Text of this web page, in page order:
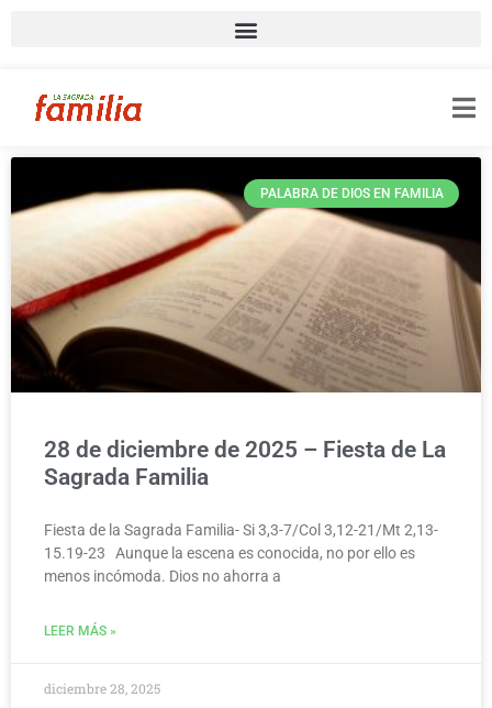
PALABRA DE DIOS EN FAMILIA
28 de diciembre de 2025 – Fiesta de La
Sagrada Familia
Fiesta de la Sagrada Familia- Si 3,3-7/Col 3,12-21/Mt 2,13-
15.19-23 Aunque la escena es conocida, no por ello es
menos incómoda. Dios no ahorra a
LEER MÁS »
diciembre 28, 2025